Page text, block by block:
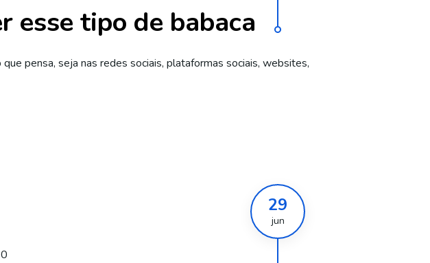
esse tipo de babaca
pensa, seja nas redes sociais, plataformas sociais, websites,
0
29
jun